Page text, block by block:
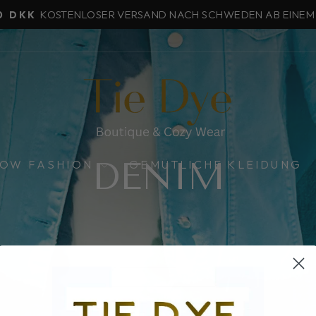
Pause
Diashow
DKK KOSTENLOSER VERSAND NACH SCHWEDEN AB
FASHION GEMÜTLICHE KLEIDUNG
DENIM